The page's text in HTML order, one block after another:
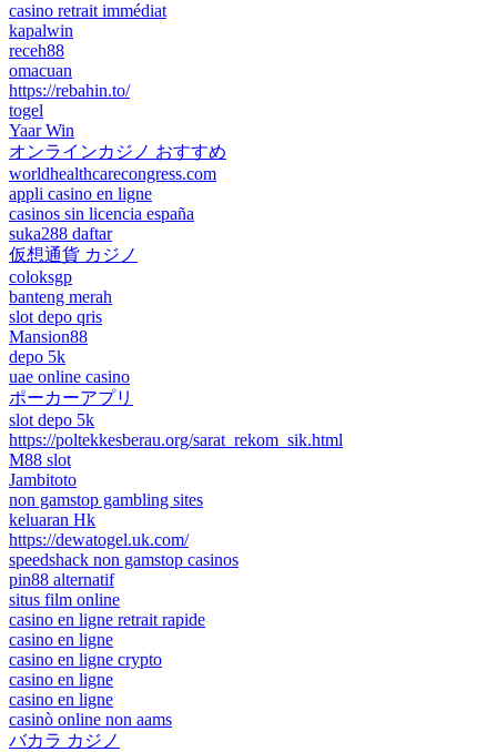
casino retrait immédiat
kapalwin
receh88
omacuan
https://rebahin.to/
togel
Yaar Win
オンラインカジノ おすすめ
worldhealthcarecongress.com
appli casino en ligne
casinos sin licencia españa
suka288 daftar
仮想通貨 カジノ
coloksgp
banteng merah
slot depo qris
Mansion88
depo 5k
uae online casino
ポーカーアプリ
slot depo 5k
https://poltekkesberau.org/sarat_rekom_sik.html
M88 slot
Jambitoto
non gamstop gambling sites
keluaran Hk
https://dewatogel.uk.com/
speedshack non gamstop casinos
pin88 alternatif
situs film online
casino en ligne retrait rapide
casino en ligne
casino en ligne crypto
casino en ligne
casino en ligne
casinò online non aams
バカラ カジノ